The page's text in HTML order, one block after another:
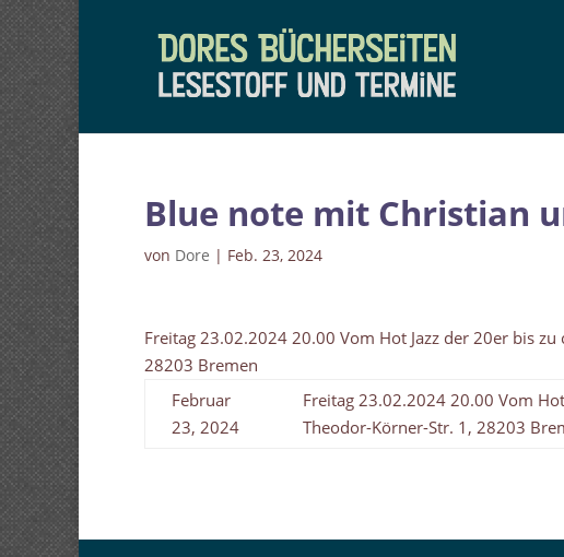
Blue note mit Christian
von Dore | Feb. 23, 2024
Freitag 23.02.2024 20.00 Vom Hot Jazz der 20er bis
28203 Bremen
Februar
23, 2024
Freitag 23.02.2024 20.00 Vom
Theodor-Körner-Str. 1, 28203